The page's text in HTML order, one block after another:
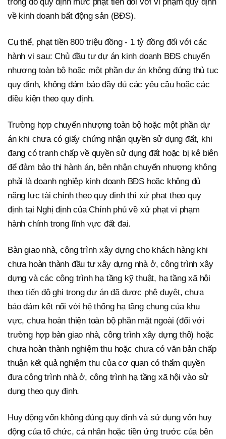
về kinh doanh bất động sản (BĐS).
Cụ thể, phạt tiền 800 triệu đồng - 1 tỷ đồng đối với các
hành vi sau: Chủ đầu tư dự án kinh doanh BĐS chuyển
nhượng toàn bộ hoặc một phần dự án không đúng thủ tục
quy định, không đảm bảo đầy đủ các yêu cầu hoặc các
điều kiện theo quy định.
Trường hợp chuyển nhượng toàn bộ hoặc một phần dự
án khi chưa có giấy chứng nhận quyền sử dụng đất, khi
đang có tranh chấp về quyền sử dụng đất hoặc bị kê biên
để đảm bảo thi hành án, bên nhận chuyển nhượng không
phải là doanh nghiệp kinh doanh BĐS hoặc không đủ
năng lực tài chính theo quy định thì xử phạt theo quy
định tại Nghị định của Chính phủ về xử phạt vi phạm
hành chính trong lĩnh vực đất đai.
Bàn giao nhà, công trình xây dựng cho khách hàng khi
chưa hoàn thành đầu tư xây dựng nhà ở, công trình xây
dựng và các công trình hạ tầng kỹ thuật, hạ tầng xã hội
theo tiến độ ghi trong dự án đã được phê duyệt, chưa
bảo đảm kết nối với hệ thống hạ tầng chung của khu
vực, chưa hoàn thiện toàn bộ phần mặt ngoài (đối với
trường hợp bàn giao nhà, công trình xây dựng thô) hoặc
chưa hoàn thành nghiệm thu hoặc chưa có văn bản chấp
thuận kết quả nghiệm thu của cơ quan có thẩm quyền
đưa công trình nhà ở, công trình hạ tầng xã hội vào sử
dụng theo quy định.
Huy động vốn không đúng quy định và sử dụng vốn huy
động của tổ chức, cá nhân hoặc tiền ứng trước của bên